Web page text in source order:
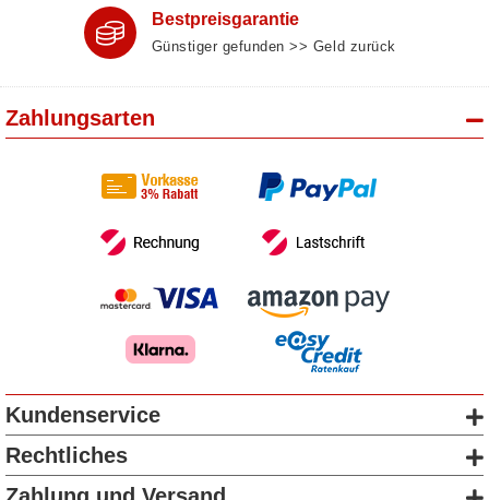
Bestpreisgarantie
Günstiger gefunden >> Geld zurück
Zahlungsarten
Kundenservice
Rechtliches